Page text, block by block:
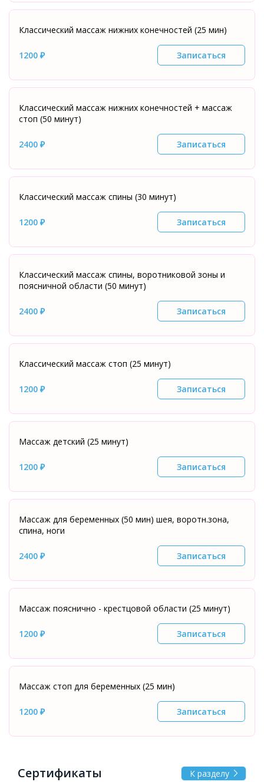
Классический массаж нижних конечностей (25 мин)
1200 ₽ Записаться
Классический массаж нижних конечностей + массаж
стоп (50 минут)
2400 ₽ Записаться
Классический массаж спины (30 минут)
1200 ₽ Записаться
Классический массаж спины, воротниковой зоны и
поясничной области (50 минут)
2400 ₽ Записаться
Классический массаж стоп (25 минут)
1200 ₽ Записаться
Массаж детский (25 минут)
1200 ₽ Записаться
Массаж для беременных (50 мин) шея, воротн.зона,
спина, ноги
2400 ₽ Записаться
Массаж пояснично - крестцовой области (25 минут)
1200 ₽ Записаться
Массаж стоп для беременных (25 мин)
1200 ₽ Записаться
Сертификаты К разделу